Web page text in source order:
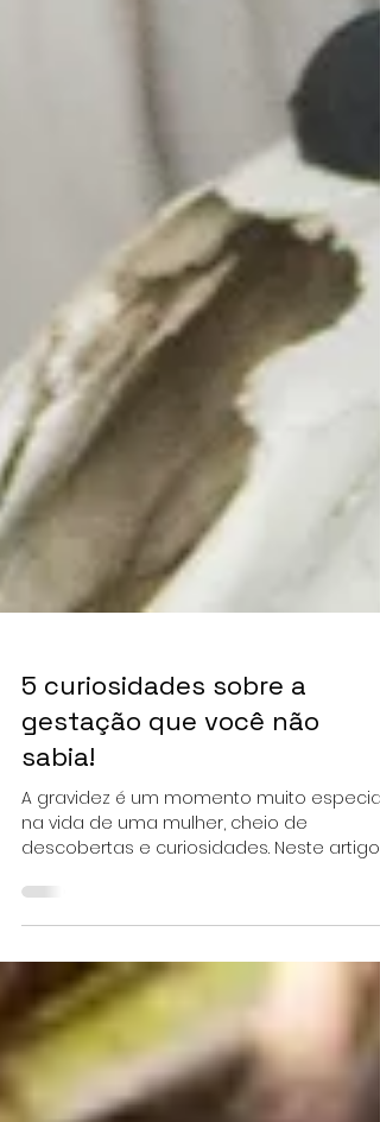
5 curiosidades sobre a
gestação que você não
sabia!
A gravidez é um momento muito especial
descobertas e curiosidades. Neste artigo,
vamos compartilhar cinco...